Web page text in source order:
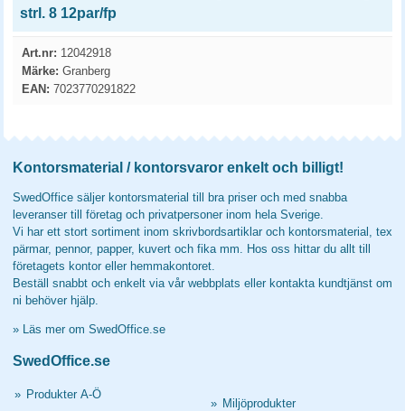
strl. 8 12par/fp
Art.nr: 12042918
Märke: Granberg
EAN: 7023770291822
Kontorsmaterial / kontorsvaror enkelt och billigt!
SwedOffice säljer kontorsmaterial till bra priser och med snabba
leveranser till företag och privatpersoner inom hela Sverige.
Vi har ett stort sortiment inom skrivbordsartiklar och kontorsmaterial, tex
pärmar, pennor, papper, kuvert och fika mm. Hos oss hittar du allt till
företagets kontor eller hemmakontoret.
Beställ snabbt och enkelt via vår webbplats eller kontakta kundtjänst om
ni behöver hjälp.
» Läs mer om SwedOffice.se
SwedOffice.se
» Produkter A-Ö
» Miljöprodukter